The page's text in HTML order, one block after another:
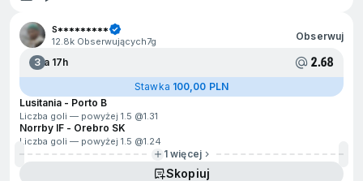
S*********
12.8k Obserwujących7g Obserwuj
3Za 17h 2.68
Stawka 100,00 PLN
Lusitania - Porto B
Liczba goli — powyżej 1.5 @1.31
Norrby IF - Orebro SK
Liczba goli — powyżej 1.5 @1.24
1 więcej
Skopiuj